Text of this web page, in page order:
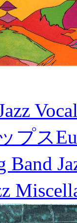
プス
Band